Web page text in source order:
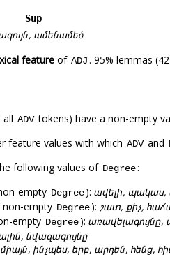
Sup
ամենամեծ
feature of ADJ. 95% lemmas
all ADV tokens) have a non-empty
feature values with which ADV and
following values of Degree:
empty Degree): ավելի, պակաս,
non-empty Degree): շատ, քիչ,
empty Degree):
նվազագույնը
միայն, ինչպես, երբ, արդեն, հենց,